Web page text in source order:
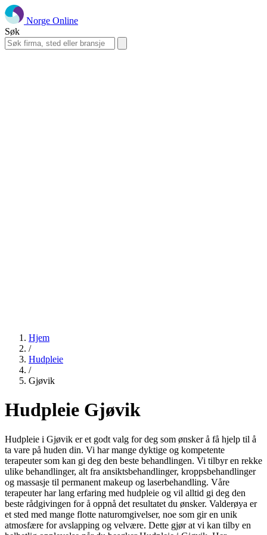
Norge Online
Søk
Hjem
/
Hudpleie
/
Gjøvik
Hudpleie Gjøvik
Hudpleie i Gjøvik er et godt valg for deg som ønsker å få hjelp til å
ta vare på huden din. Vi har mange dyktige og kompetente
terapeuter som kan gi deg den beste behandlingen. Vi tilbyr en rekke
ulike behandlinger, alt fra ansiktsbehandlinger, kroppsbehandlinger
og massasje til permanent makeup og laserbehandling. Våre
terapeuter har lang erfaring med hudpleie og vil alltid gi deg den
beste rådgivingen for å oppnå det resultatet du ønsker. Valderøya er
et sted med mange flotte naturomgivelser, noe som gir en unik
atmosfære for avslapping og velvære. Dette gjør at vi kan tilby en